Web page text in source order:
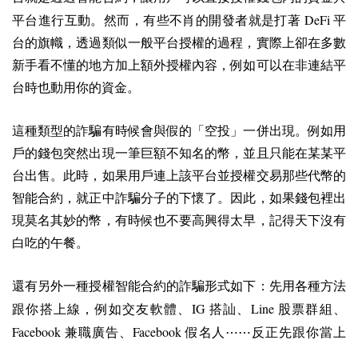
平台進行互動。然而，有些不肖的開發者就是打著 DeFi 平
台的旗幟，透過類似一般平台授權的過程，實際上卻在多數
新手看不懂的地方加上額外授權內容，例如可以在非連結平
台時也動用你的資金。
這種類型的詐騙有時候會與假的「空投」一併出現。例如用
戶的錢包突然出現一筆巨額不知名的幣，並且只能在某某平
台出售。此時，如果用戶連上該平台並授權交易那些代幣的
智能合約，就正中詐騙分子的下懷了。因此，如果錢包裡出
現莫名其妙的幣，有時候也不要高興得太早，記得天下沒有
白吃的午餐。
還有另外一種授權智能合約的詐騙形式如下：先用各種方法
跟你搭上線，例如交友軟體、 IG 搭訕、 Line 股票群組、
Facebook 兼職廣告、 Facebook假名人⋯⋯反正先跟你當上